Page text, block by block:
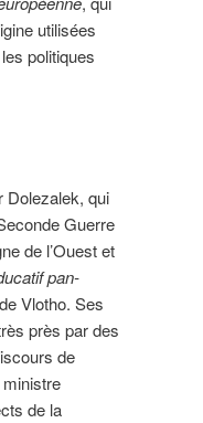
utilisées
politiques
Dolezalek, qui
Guerre
de l’Ouest et
pan-
Vlotho. Ses
près par des
de
de la